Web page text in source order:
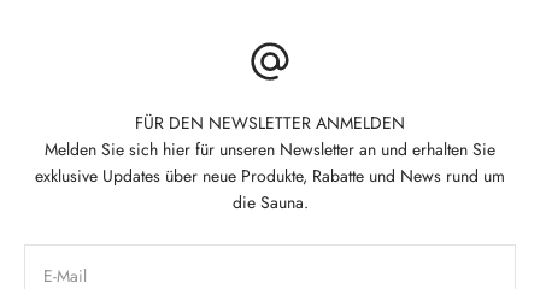
FÜR DEN NEWSLETTER ANMELDEN
Melden Sie sich hier für unseren Newsletter an und erhalten Sie
exklusive Updates über neue Produkte, Rabatte und News rund um
die Sauna.
E-Mail